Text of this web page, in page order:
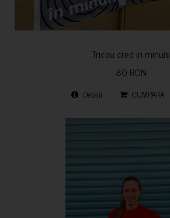
Tricou cred in minuni
80 RON
Detalii CUMPARA